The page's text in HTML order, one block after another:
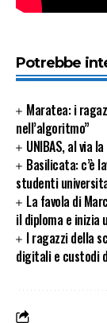
Potrebbe
Maratea: i
nell’algoritmo”
UNIBAS, al via
Basilicata: c’è
studenti
La favola di
il diploma e inizia
I ragazzi della
digitali e custodi